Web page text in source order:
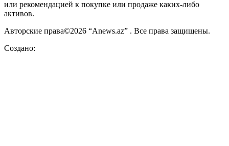
или рекомендацией к покупке или продаже каких-либо
активов.
Авторские права©2026 “Anews.az” . Все права защищены.
Создано: